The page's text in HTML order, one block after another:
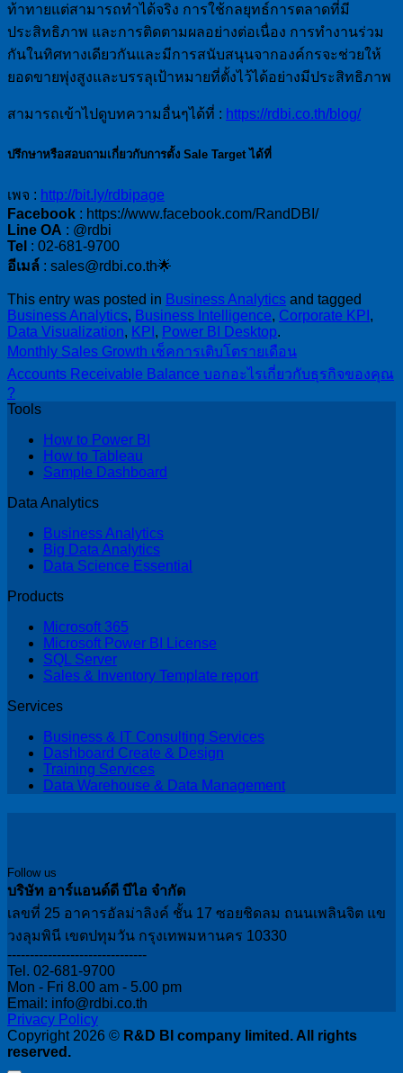
ท้าทายแต่สามารถทำได้จริง การใช้กลยุทธ์การตลาดที่มี
ประสิทธิภาพ และการติดตามผลอย่างต่อเนื่อง การทำงานร่วม
กันในทิศทางเดียวกันและมีการสนับสนุนจากองค์กรจะช่วยให้
ยอดขายพุ่งสูงและบรรลุเป้าหมายที่ตั้งไว้ได้อย่างมีประสิทธิภาพ
สามารถเข้าไปดูบทความอื่นๆได้ที่ : https://rdbi.co.th/blog/
ปรึกษาหรือสอบถามเกี่ยวกับการตั้ง Sale Target ได้ที่
เพจ : http://bit.ly/rdbipage
Facebook : https://www.facebook.com/RandDBI/
Line OA : @rdbi
Tel : 02-681-9700
อีเมล์ : sales@rdbi.co.th🌟
This entry was posted in Business Analytics and tagged
Business Analytics, Business Intelligence, Corporate KPI ,
Data Visualization, KPI , Power BI Desktop.
Monthly Sales Growth เช็คการเติบโตรายเดือน
Accounts Receivable Balance บอกอะไรเกี่ยวกับธุรกิจของคุณ
?
Tools
How to Power BI
How to Tableau
Sample Dashboard
Data Analytics
Business Analytics
Big Data Analytics
Data Science Essential
Products
Microsoft 365
Microsoft Power BI License
SQL Server
Sales & Inventory Template report
Services
Business & IT Consulting Services
Dashboard Create & Design
Training Services
Data Warehouse & Data Management
Follow us
บริษัท อาร์แอนด์ดี บีไอ จำกัด
เลขที่ 25 อาคารอัลม่าลิงค์ ชั้น 17 ซอยชิดลม ถนนเพลินจิต แข
วงลุมพินี เขตปทุมวัน กรุงเทพมหานคร 10330
-------------------------------
Tel. 02-681-9700
Mon - Fri 8.00 am - 5.00 pm
Email: info@rdbi.co.th
Privacy Policy
Copyright 2026 © R&D BI company limited. All rights
reserved.